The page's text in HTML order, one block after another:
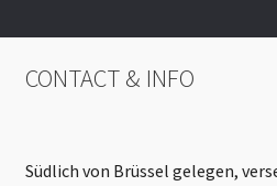
CONTACT & INFO
Südlich von Brüssel gelegen,